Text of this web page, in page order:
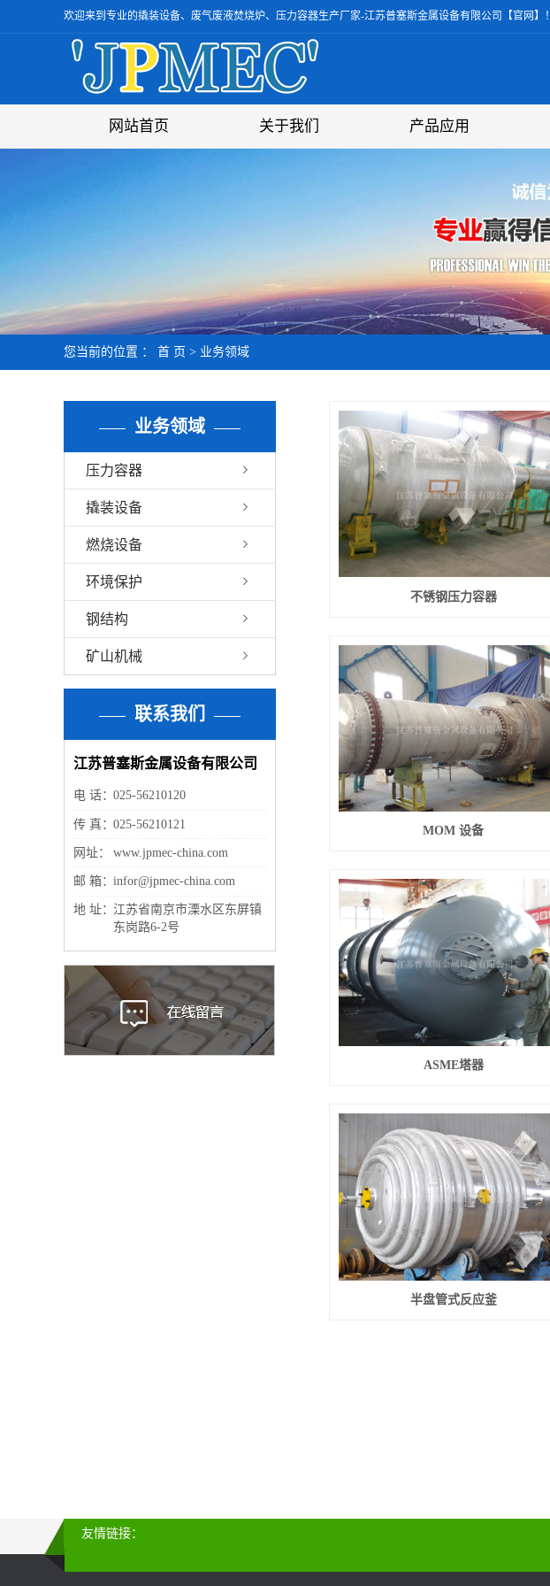
欢迎来到专业的撬装设备、废气废液焚烧炉、压力容器生产厂家-江苏普塞斯金属设备有限公司【官网】！
网站首页 关于我们 产品应用
燃烧设备
环境保护
钢结构
您当前的位置 ： 首 页 > 业务领域
业务领域
压力容器
撬装设备
燃烧设备
环境保护
钢结构
矿山机械
联系我们
江苏普塞斯金属设备有限公司
电 话：025-56210120
传 真：025-56210121
网址： www.jpmec-china.com
邮 箱：infor@jpmec-china.com
地 址： 江苏省南京市溧水区东屏镇
东岗路6-2号
不锈钢压力容器
MOM 设备
ASME塔器
半盘管式反应釜
友情链接：